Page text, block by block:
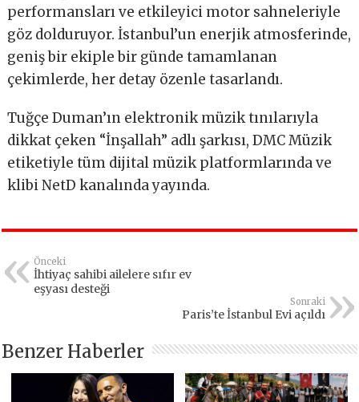
performansları ve etkileyici motor sahneleriyle
göz dolduruyor. İstanbul’un enerjik atmosferinde,
geniş bir ekiple bir günde tamamlanan
çekimlerde, her detay özenle tasarlandı.
Tuğçe Duman’ın elektronik müzik tınılarıyla
dikkat çeken “İnşallah” adlı şarkısı, DMC Müzik
etiketiyle tüm dijital müzik platformlarında ve
klibi NetD kanalında yayında.
Önceki
İhtiyaç sahibi ailelere sıfır ev
eşyası desteği
Sonraki
Paris’te İstanbul Evi açıldı
Benzer Haberler